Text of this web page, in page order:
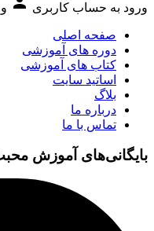
ورود به حساب کاربری
صفحه اصلی
دوره های آموزشی
کتاب های آموزشی
اساتید سایت
بلاگ
درباره ما
تماس با ما
بایگانی‌های آموزش